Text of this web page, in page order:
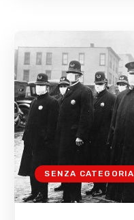
SENZA CATEGORIA